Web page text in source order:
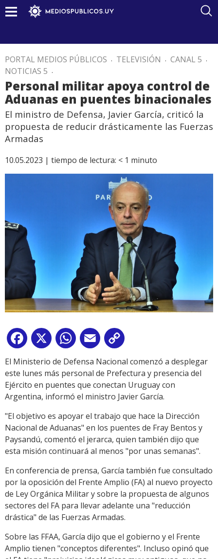
PORTAL MEDIOS PÚBLICOS . TELEVISIÓN . CANAL 5 .
NOTICIAS 5 .
Personal militar apoya control de
Aduanas en puentes binacionales
El ministro de Defensa, Javier García, criticó la
propuesta de reducir drásticamente las Fuerzas
Armadas
10.05.2023 | tiempo de lectura: < 1 minuto
Facebook
X WhatsApp
Email
Link
El Ministerio de Defensa Nacional comenzó a desplegar
este lunes más personal de Prefectura y presencia del
Ejército en puentes que conectan Uruguay con
Argentina, informó el ministro Javier García.
"El objetivo es apoyar el trabajo que hace la Dirección
Nacional de Aduanas" en los puentes de Fray Bentos y
Paysandú, comentó el jerarca, quien también dijo que
esta misión continuará al menos "por unas semanas".
En conferencia de prensa, García también fue consultado
por la oposición del Frente Amplio (FA) al nuevo proyecto
de Ley Orgánica Militar y sobre la propuesta de algunos
sectores del FA para llevar adelante una "reducción
drástica" de las Fuerzas Armadas.
Sobre las FFAA, García dijo que el gobierno y el Frente
Amplio tienen "conceptos diferentes". Incluso opinó que